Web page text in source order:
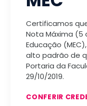
Certificamos
Nota Máxima (5
Educação
alto padrão de
Portaria da
29/10/2019.
CONFERIR